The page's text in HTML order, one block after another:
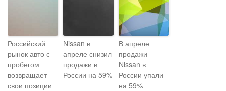
Российский
рынок авто с
пробегом
возвращает
свои позиции
Nissan в
апреле снизил
продажи в
России на 59%
В апреле
продажи
Nissan в
России упали
на 59%